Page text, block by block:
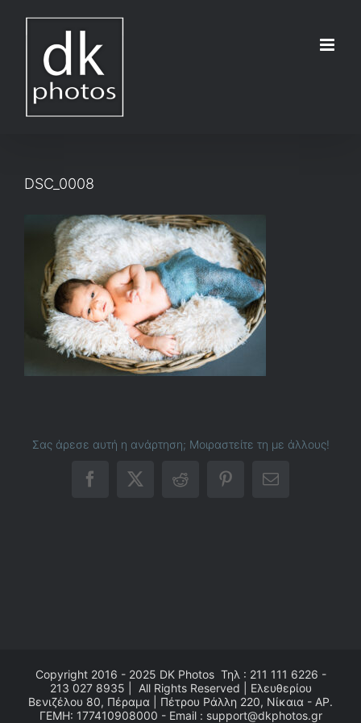
DSC_0008
Σας άρεσε αυτή η ανάρτηση; Μοιραστείτε τη με άλλους!
Facebook
X RedditPinterestEmail
Copyright 2016 - 2025 DK PhotosΤηλ : 211 111 6226 -
213 027 8935 | All Rights Reserved | Ελευθερίου
Βενιζέλου 80, Πέραμα | Πέτρου Ράλλη 220, Νίκαια - ΑΡ.
ΓΕΜΗ: 177410908000 - Email : support@dkphotos.gr